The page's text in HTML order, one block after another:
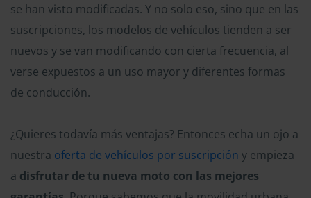
se han visto modificadas. Y no solo eso, sino que en las
suscripciones, los modelos de vehículos tienden a ser
nuevos y se van modificando con cierta frecuencia, al
verse expuestos a un uso mayor y diferentes formas
de conducción.
¿Quieres todavía más ventajas? Entonces echa un ojo a
nuestra oferta de vehículos por suscripción y empieza
a disfrutar de tu nueva moto con las mejores